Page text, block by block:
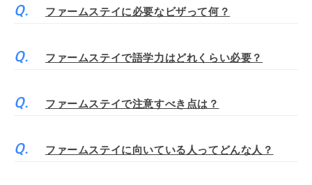
ファームステイに必要なビザって何？
ファームステイで語学力はどれくらい必要？
ファームステイで注意すべき点は？
ファームステイに向いている人ってどんな人？